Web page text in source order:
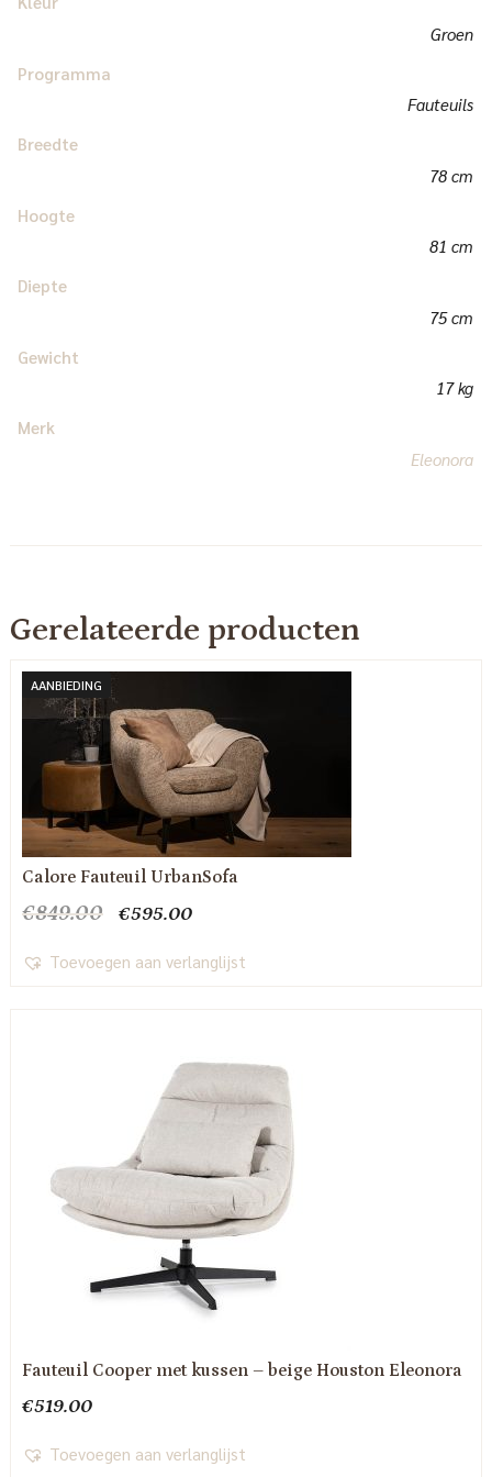
Groen
Programma
Fauteuils
Breedte
78 cm
Hoogte
81 cm
Diepte
75 cm
Gewicht
17 kg
Merk
Eleonora
Gerelateerde producten
AANBIEDING
Calore Fauteuil UrbanSofa
€849.00
Oorspronkelijke
was:
€595.00Huidige
is:
Toevoegen aan verlanglijst
Fauteuil Cooper met kussen – beige Houston Eleonora
€519.00
Toevoegen aan verlanglijst